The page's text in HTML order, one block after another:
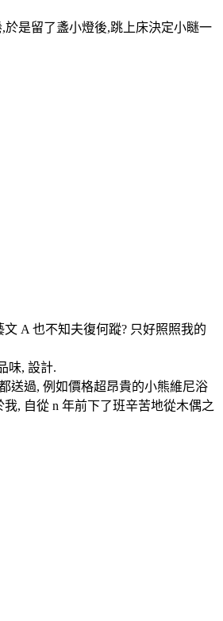
是留了盞小燈後,跳上床決定小瞇一
A 也不知夫復何蹤? 只好照照我的
味, 設計.
送過, 例如價格超昂貴的小熊維尼浴
, 自從 n 年前下了班辛苦地從木偶之